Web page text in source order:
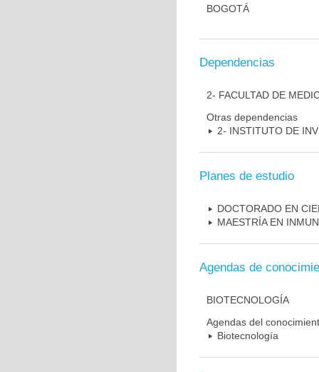
BOGOTÁ
Dependencias
2- FACULTAD DE
Otras dependencias
2- INSTITUTO DE
Planes de estudio
DOCTORADO EN
MAESTRÍA EN
Agendas de
BIOTECNOLOGÍA
Agendas del
Biotecnología